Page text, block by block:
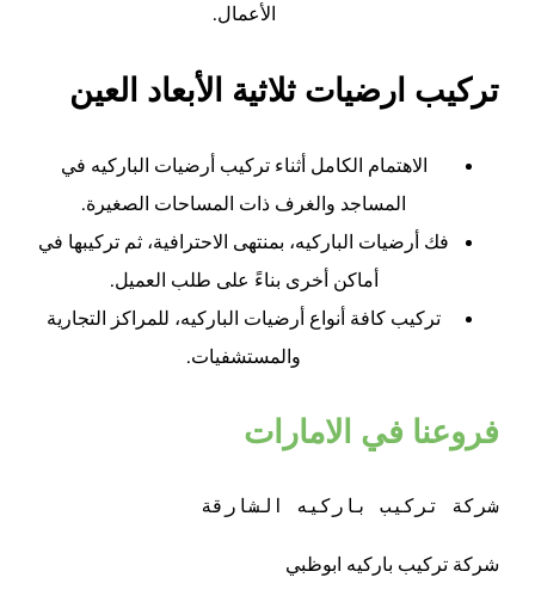
الأعمال.
تركيب ارضيات ثلاثية الأبعاد العين
الاهتمام الكامل أثناء تركيب أرضيات الباركيه في
المساجد والغرف ذات المساحات الصغيرة.
فك أرضيات الباركيه، بمنتهى الاحترافية، ثم تركيبها في
أماكن أخرى بناءً على طلب العميل.
تركيب كافة أنواع أرضيات الباركيه، للمراكز التجارية
والمستشفيات.
فروعنا في الامارات
شركة تركيب باركيه الشارقة
شركة تركيب باركيه ابوظبي